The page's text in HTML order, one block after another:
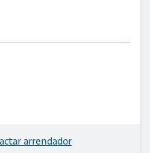
arrendador